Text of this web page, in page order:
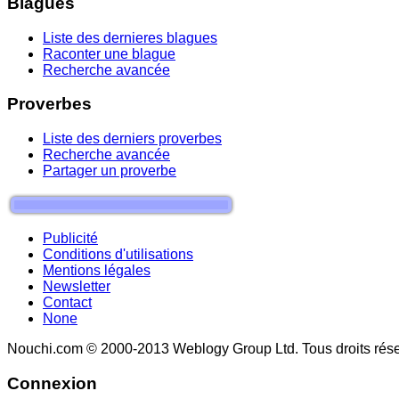
Liste des dernieres blagues
Raconter une blague
Recherche avancée
Proverbes
Liste des derniers proverbes
Recherche avancée
Partager un proverbe
Publicité
Conditions d'utilisations
Mentions légales
Newsletter
Contact
None
Nouchi.com © 2000-2013 Weblogy Group Ltd. Tous droits
Connexion